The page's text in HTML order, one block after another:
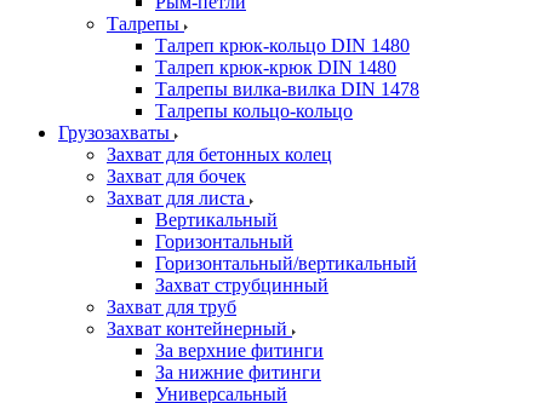
Талрепы
Талреп крюк-кольцо DIN 1480
Талреп крюк-крюк DIN 1480
Талрепы вилка-вилка DIN 1478
Талрепы кольцо-кольцо
Грузозахваты
Захват для бетонных колец
Захват для бочек
Захват для листа
Вертикальный
Горизонтальный
Горизонтальный/вертикальный
Захват струбцинный
Захват для труб
Захват контейнерный
За верхние фитинги
За нижние фитинги
Универсальный